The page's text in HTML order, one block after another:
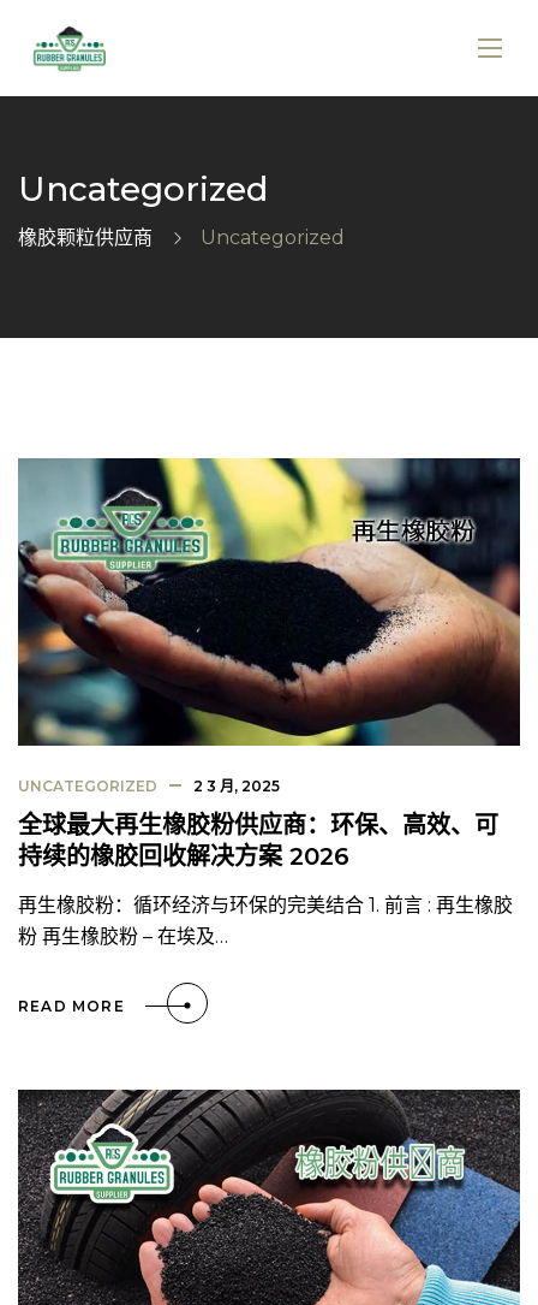
Uncategorized
橡胶颗粒供应商 Uncategorized
UNCATEGORIZED 2 3 月, 2025
全球最大再生橡胶粉供应商：环保、高效、可
持续的橡胶回收解决方案 2026
再生橡胶粉：循环经济与环保的完美结合 1. 前言 : 再生橡胶
粉 再生橡胶粉 – 在埃及…
READ MORE